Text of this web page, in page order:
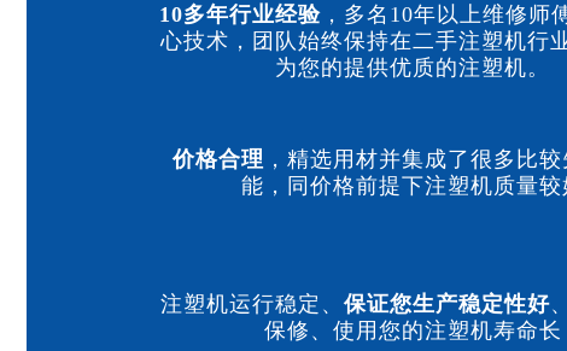
10多年行业经验 ，多名10年以上维修师
心技术，团队始终保持在二手注塑机行
为您的提供优质的注塑机。
价格合理 ，精选用材并集成了很多比
能，同价格前提下注塑机质量较
注塑机运行稳定、 保证您生产稳定性好
保修、使用您的注塑机寿命长